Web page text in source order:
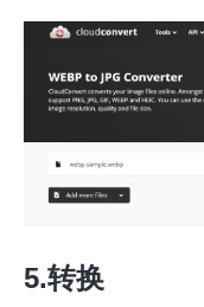
第 3 步。
5.转换